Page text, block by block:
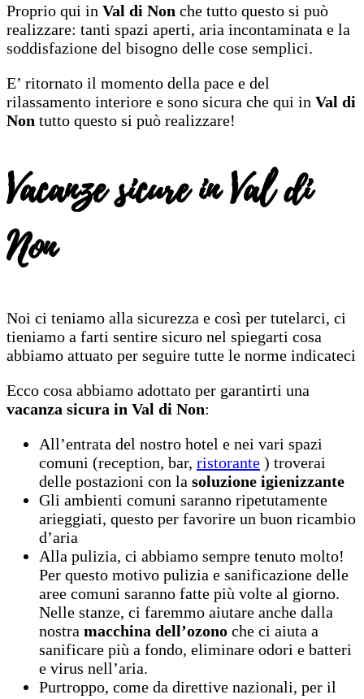
Proprio qui in Val di Non che tutto questo si può
realizzare: tanti spazi aperti, aria incontaminata e la
soddisfazione del bisogno delle cose semplici.
E’ ritornato il momento della pace e del
rilassamento interiore e sono sicura che qui in Val di
Non tutto questo si può realizzare!
Vacanze sicure in Val di
Non
Noi ci teniamo alla sicurezza e così per tutelarci, ci
tieniamo a farti sentire sicuro nel spiegarti cosa
abbiamo attuato per seguire tutte le norme indicateci
Ecco cosa abbiamo adottato per garantirti una
vacanza sicura in Val di Non:
All’entrata del nostro hotel e nei vari spazi
comuni (reception, bar, ristorante ) troverai
delle postazioni con la soluzione igienizzante
Gli ambienti comuni saranno ripetutamente
arieggiati, questo per favorire un buon ricambio
d’aria
Alla pulizia, ci abbiamo sempre tenuto molto!
Per questo motivo pulizia e sanificazione delle
aree comuni saranno fatte più volte al giorno.
Nelle stanze, ci faremmo aiutare anche dalla
nostra macchina dell’ozono che ci aiuta a
sanificare più a fondo, eliminare odori e batteri
e virus nell’aria.
Purtroppo, come da direttive nazionali, per il